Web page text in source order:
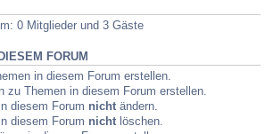
0 Mitglieder und 3 Gäste
FORUM
in diesem Forum erstellen.
zu Themen in diesem Forum erstellen.
diesem Forum nicht ändern.
diesem Forum nicht löschen.